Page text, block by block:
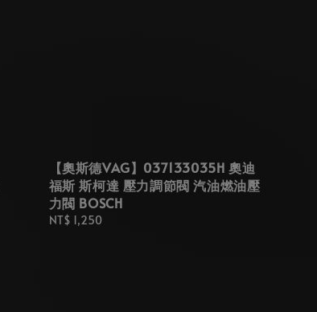
【奧斯德VAG】037133035H 奧迪
福斯 斯柯達 壓力調節閥 汽油燃油壓
力閥 BOSCH
Regular
NT$ 1,250